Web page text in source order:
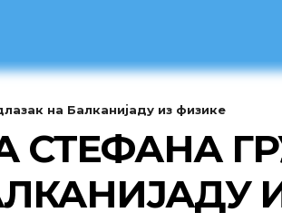
на Балканијаду из физике
СТЕФАНА